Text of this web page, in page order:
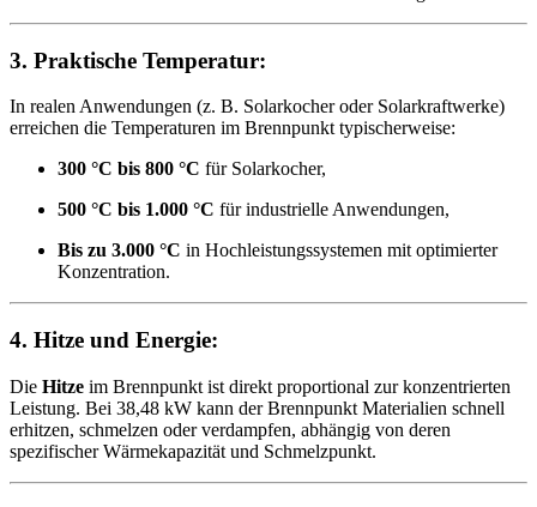
3. Praktische Temperatur:
In realen Anwendungen (z. B. Solarkocher oder Solarkraftwerke)
erreichen die Temperaturen im Brennpunkt typischerweise:
300 °C bis 800 °C für Solarkocher,
500 °C bis 1.000 °C für industrielle Anwendungen,
Bis zu 3.000 °C in Hochleistungssystemen mit optimierter
Konzentration.
4. Hitze und Energie:
Die Hitze im Brennpunkt ist direkt proportional zur konzentrierten
Leistung. Bei 38,48 kW kann der Brennpunkt Materialien schnell
erhitzen, schmelzen oder verdampfen, abhängig von deren
spezifischer Wärmekapazität und Schmelzpunkt.